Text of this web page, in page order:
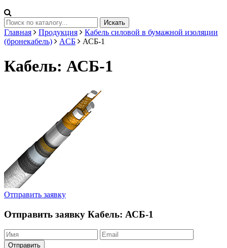
Искать
Главная Продукция
Кабель силовой в бумажной изоляции
(бронекабель)
AСБ АСБ-1
Кабель: АСБ-1
Отправить заявку
Отправить заявку Кабель: АСБ-1
Отправить